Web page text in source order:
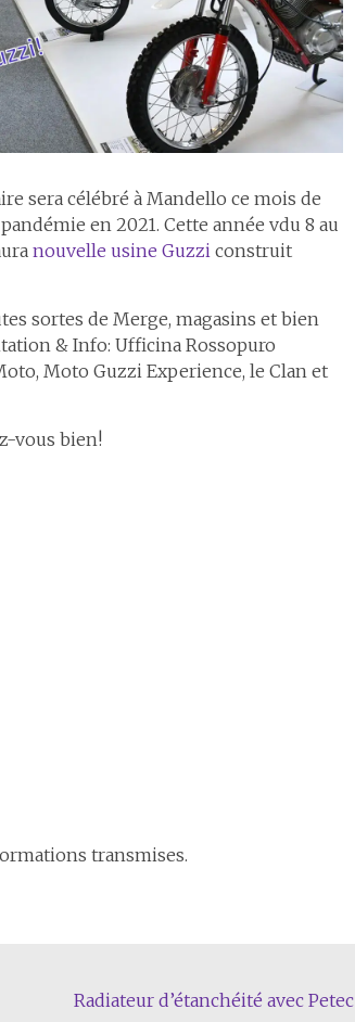
sera célébré à Mandello ce mois de
en 2021. Cette année vdu 8 au
nouvelle usine Guzzi construit
sortes de Merge, magasins et bien
& Info: Ufficina Rossopuro
Moto Guzzi Experience, le Clan et
vous bien!
transmises.
Radiateur d’étanchéité avec Petec